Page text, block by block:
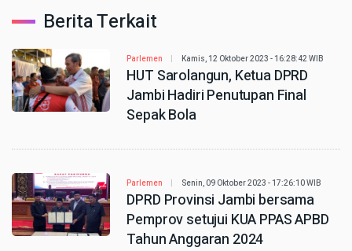
Berita Terkait
Parlemen Kamis, 12 Oktober 2023 - 16:28:42 WIB
HUT Sarolangun, Ketua DPRD
Jambi Hadiri Penutupan Final
Sepak Bola
Parlemen Senin, 09 Oktober 2023 - 17:26:10 WIB
DPRD Provinsi Jambi bersama
Pemprov setujui KUA PPAS APBD
Tahun Anggaran 2024